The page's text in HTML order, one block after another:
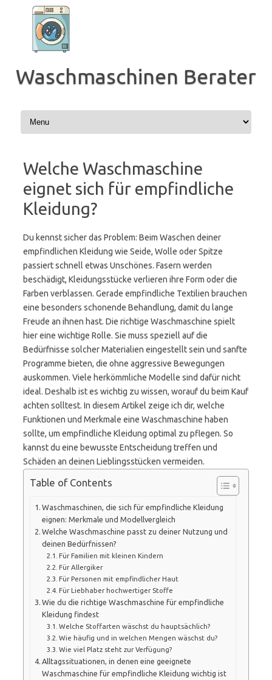
Inhalt
springen
Waschmaschinen Berater
Welche Waschmaschine
eignet sich für empfindliche
Kleidung?
Du kennst sicher das Problem: Beim Waschen deiner
empfindlichen Kleidung wie Seide, Wolle oder Spitze
passiert schnell etwas Unschönes. Fasern werden
beschädigt, Kleidungsstücke verlieren ihre Form oder die
Farben verblassen. Gerade empfindliche Textilien brauchen
eine besonders schonende Behandlung, damit du lange
Freude an ihnen hast. Die richtige Waschmaschine spielt
hier eine wichtige Rolle. Sie muss speziell auf die
Bedürfnisse solcher Materialien eingestellt sein und sanfte
Programme bieten, die ohne aggressive Bewegungen
auskommen. Viele herkömmliche Modelle sind dafür nicht
ideal. Deshalb ist es wichtig zu wissen, worauf du beim Kauf
achten solltest. In diesem Artikel zeige ich dir, welche
Funktionen und Merkmale eine Waschmaschine haben
sollte, um empfindliche Kleidung optimal zu pflegen. So
kannst du eine bewusste Entscheidung treffen und
Schäden an deinen Lieblingsstücken vermeiden.
Table of Contents
Waschmaschinen, die sich für empfindliche Kleidung
eignen: Merkmale und Modellvergleich
Welche Waschmaschine passt zu deiner Nutzung und
deinen Bedürfnissen?
Für Familien mit kleinen Kindern
Für Allergiker
Für Personen mit empfindlicher Haut
Für Liebhaber hochwertiger Stoffe
Wie du die richtige Waschmaschine für empfindliche
Kleidung findest
Welche Stoffarten wäschst du hauptsächlich?
Wie häufig und in welchen Mengen wäschst du?
Wie viel Platz steht zur Verfügung?
Alltagssituationen, in denen eine geeignete
Waschmaschine für empfindliche Kleidung wichtig ist